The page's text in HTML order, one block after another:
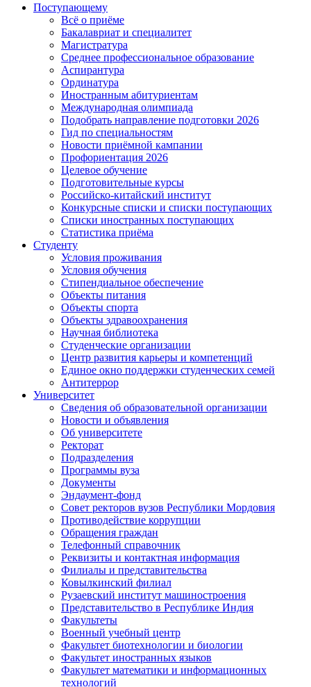
Поступающему
Всё о приёме
Бакалавриат и специалитет
Магистратура
Среднее профессиональное образование
Аспирантура
Ординатура
Иностранным абитуриентам
Международная олимпиада
Подобрать направление подготовки 2026
Гид по специальностям
Новости приёмной кампании
Профориентация 2026
Целевое обучение
Подготовительные курсы
Российско-китайский институт
Конкурсные списки и списки поступающих
Списки иностранных поступающих
Статистика приёма
Студенту
Условия проживания
Условия обучения
Стипендиальное обеспечение
Объекты питания
Объекты спорта
Объекты здравоохранения
Научная библиотека
Студенческие организации
Центр развития карьеры и компетенций
Единое окно поддержки студенческих семей
Антитеррор
Университет
Сведения об образовательной организации
Новости и объявления
Об университете
Ректорат
Подразделения
Программы вуза
Документы
Эндаумент-фонд
Совет ректоров вузов Республики Мордовия
Противодействие коррупции
Обращения граждан
Телефонный справочник
Реквизиты и контактная информация
Филиалы и представительства
Ковылкинский филиал
Рузаевский институт машиностроения
Представительство в Республике Индия
Факультеты
Военный учебный центр
Факультет биотехнологии и биологии
Факультет иностранных языков
Факультет математики и информационных
технологий